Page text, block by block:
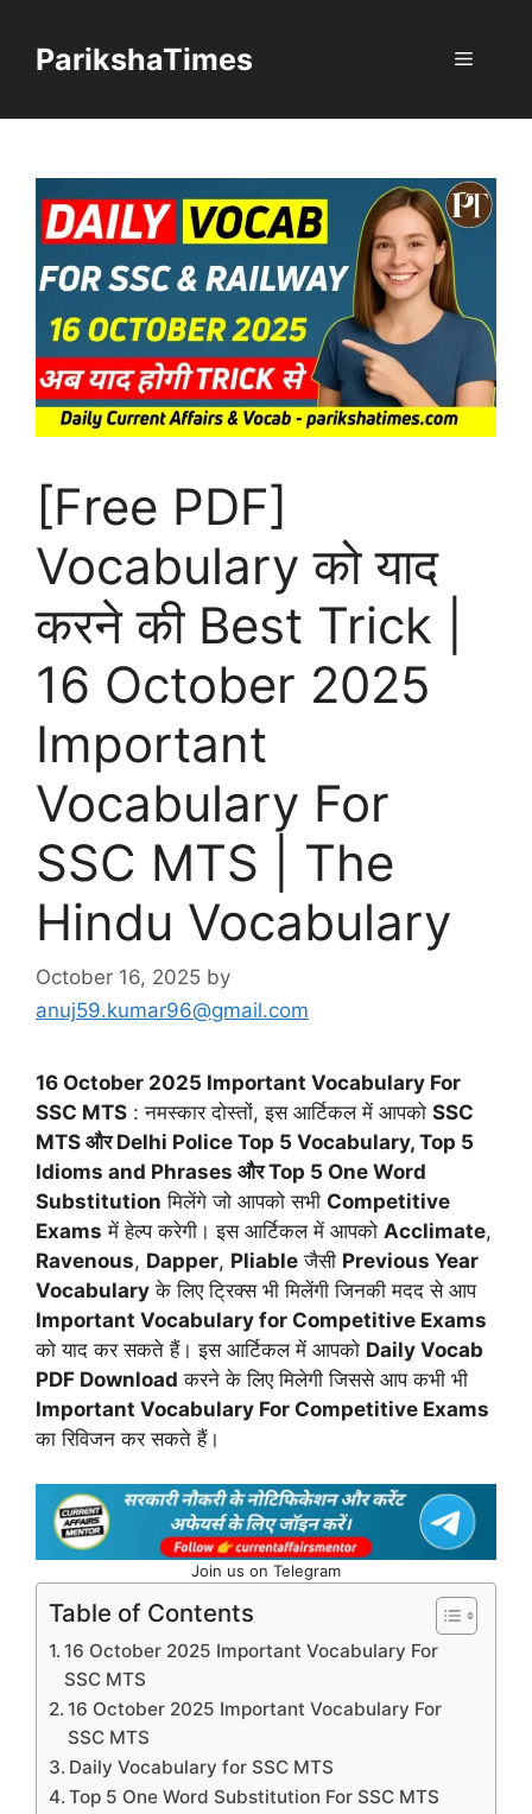
contentParikshaTimes Menu
[Free PDF]
Vocabulary को याद
करने की Best Trick |
16 October 2025
Important
Vocabulary For
SSC MTS | The
Hindu Vocabulary
October 16, 2025 by
anuj59.kumar96@gmail.com
16 October 2025 Important Vocabulary For
SSC MTS : नमस्कार दोस्तों, इस आर्टिकल में आपको SSC
MTS और Delhi Police Top 5 Vocabulary, Top 5
Idioms and Phrases और Top 5 One Word
Substitution मिलेंगे जो आपको सभी Competitive
Exams में हेल्प करेगी। इस आर्टिकल में आपको Acclimate,
Ravenous, Dapper, Pliable जैसी Previous Year
Vocabulary के लिए ट्रिक्स भी मिलेंगी जिनकी मदद से आप
Important Vocabulary for Competitive Exams
को याद कर सकते हैं। इस आर्टिकल में आपको Daily Vocab
PDF Download करने के लिए मिलेगी जिससे आप कभी भी
Important Vocabulary For Competitive Exams
का रिविजन कर सकते हैं।
Join us on Telegram
Table of Contents
16 October 2025 Important Vocabulary For
SSC MTS
16 October 2025 Important Vocabulary For
SSC MTS
Daily Vocabulary for SSC MTS
Top 5 One Word Substitution For SSC MTS